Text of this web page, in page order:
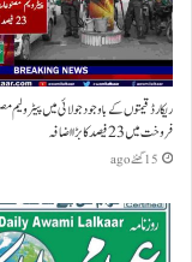
ریکارڈ قیمتوں کے باوجود جولائی میں پیٹرولیم
فروخت میں 23 فیصد کا بڑا اضافہ
15 گھنٹے ago